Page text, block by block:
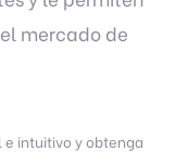
mercado de
e intuitivo y obtenga